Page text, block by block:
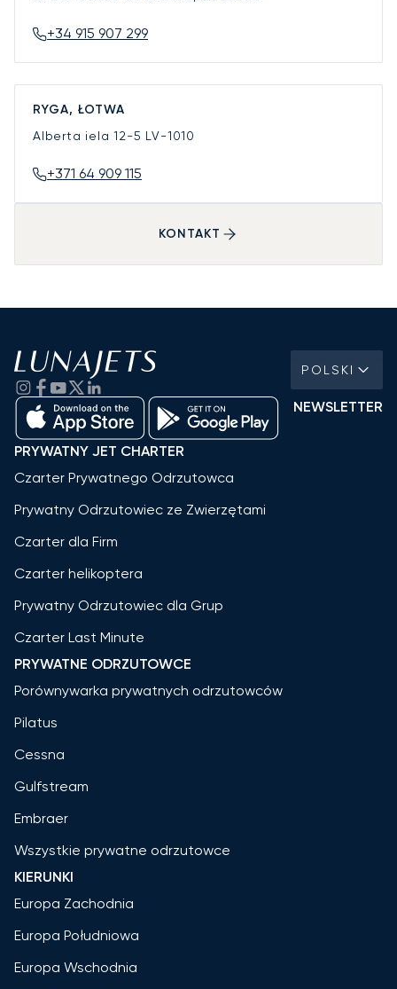
+34 915 907 299
RYGA, ŁOTWA
Alberta iela 12-5 LV-1010
+371 64 909 115
KONTAKT
POLSKI
NEWSLETTER
PRYWATNY JET CHARTER
Czarter Prywatnego Odrzutowca
Prywatny Odrzutowiec ze Zwierzętami
Czarter dla Firm
Czarter helikoptera
Prywatny Odrzutowiec dla Grup
Czarter Last Minute
PRYWATNE ODRZUTOWCE
Porównywarka prywatnych odrzutowców
Pilatus
Cessna
Gulfstream
Embraer
Wszystkie prywatne odrzutowce
KIERUNKI
Europa Zachodnia
Europa Południowa
Europa Wschodnia